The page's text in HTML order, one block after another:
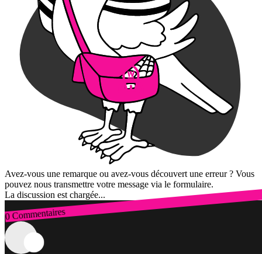
Avez-vous une remarque ou avez-vous découvert une erreur ? Vous
pouvez nous transmettre votre message via le formulaire.
La discussion est chargée...
0 Commentaires
Connexion